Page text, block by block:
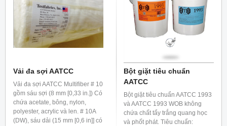
Vải đa sợi AATCC
Vải đa sợi AATCC Multifiber # 10
gồm sáu sợi (8 mm [0,33 in.]) Có
chứa acetate, bông, nylon,
polyester, acrylic và len. # 10A
(DW), sáu dải (15 mm [0,6 in]] có
Bột giặt tiêu chuẩn
AATCC
Bột giặt tiêu chuẩn AATCC 1993
và AATCC 1993 WOB không
chứa chất tẩy trắng quang học
và phốt phát. Tiêu chuẩn: